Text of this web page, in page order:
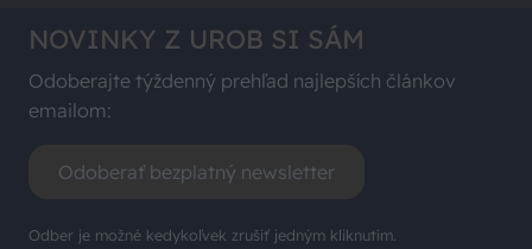
NOVINKY Z UROB SI SÁM
Odoberajte týždenný prehľad najlepších článkov
emailom:
Odoberať bezplatný newsletter
Odber je možné kedykoľvek zrušiť jedným kliknutím.